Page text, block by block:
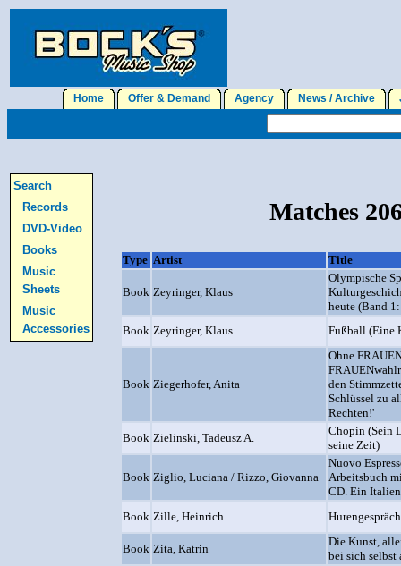
Home Offer & Demand Agency News / Archive
Search
Records
DVD-Video
Books
Music
Sheets
Music
Accessories
Matches
Type Artist Title
Book Zeyringer, Klaus
Olympische
heute (Band
Book Zeyringer, Klaus Fußball (Eine
Book Ziegerhofer, Anita
Ohne
den
Schlüssel zu
Rechten!'
Book Zielinski, Tadeusz A.
Chopin (Sein
seine Zeit)
Book Ziglio, Luciana / Rizzo, Giovanna
Nuovo
Arbeitsbuch
CD. Ein
Book Zille, Heinrich
Book Zita, Katrin
Die Kunst,
bei sich selbst